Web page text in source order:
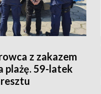
z zakazem
plażę. 59-latek